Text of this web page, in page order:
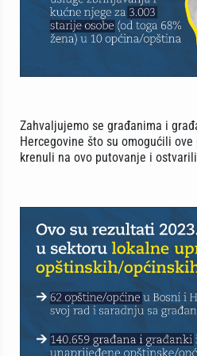
Zahvaljujemo se građanima i
Hercegovine što su omogućili
krenuli na ovo putovanje i